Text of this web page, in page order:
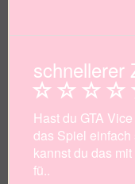
schnellerer
Hast du GTA
das Spiel
kannst du das
fü..